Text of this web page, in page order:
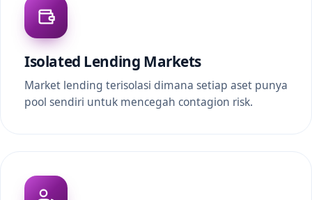
Isolated Lending Markets
Market lending terisolasi dimana setiap aset punya
pool sendiri untuk mencegah contagion risk.